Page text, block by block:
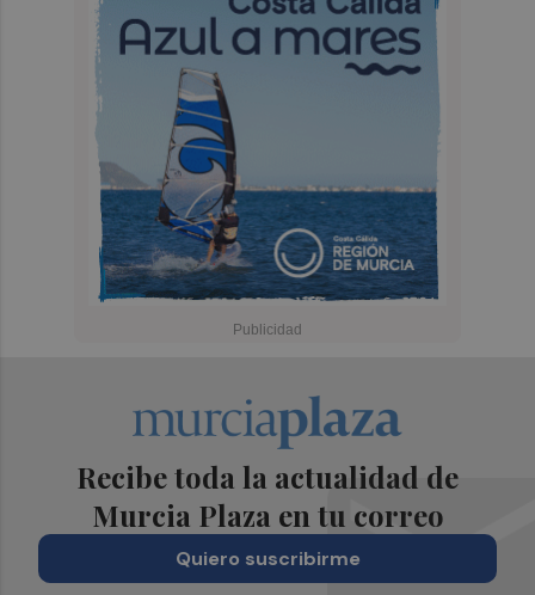
Recibe toda la actualidad de
Murcia Plaza en tu correo
Quiero suscribirme